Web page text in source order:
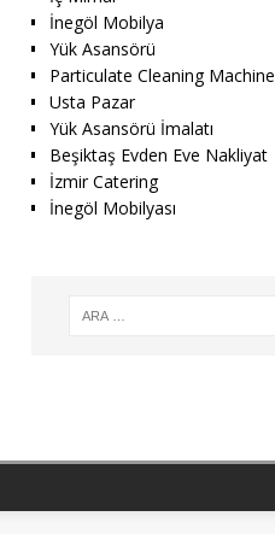
İnegöl Mobilya
Yük Asansörü
Particulate Cleaning Machine
Usta Pazar
Yük Asansörü İmalatı
Beşiktaş Evden Eve Nakliyat
İzmir Catering
İnegöl Mobilyası